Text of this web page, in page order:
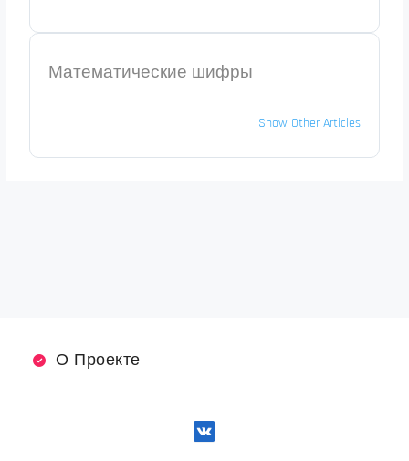
Математические шифры
Show Other Articles
О Проекте